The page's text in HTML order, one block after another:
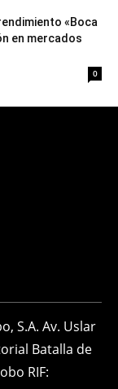
«Boca
en mercados
0
S.A. Av. Uslar
Batalla de
RIF: